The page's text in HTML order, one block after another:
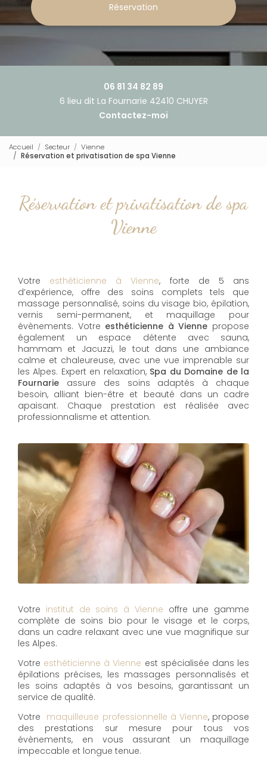
Réservation
06 81 34 82 89
6 lieu dit La Fournarie 42410 CHUYER
Contactez-moi
Accueil Secteur
Vienne
Réservation et privatisation de spa Vienne
Réservation et privatisation de spa
Vienne
Votre esthéticienne à Vienne, forte de 5 ans
d’expérience, offre des soins complets tels que
massage personnalisé, soins du visage bio, épilation,
vernis semi-permanent, et maquillage pour
évènements. Votre esthéticienne à Vienne propose
également un espace détente avec sauna,
hammam et Jacuzzi, le tout dans une ambiance
calme et chaleureuse, avec une vue imprenable sur
les Alpes. Expert en relaxation, Spa du Domaine de la
Fournarie assure des soins adaptés à chaque
besoin, alliant bien-être et beauté dans un cadre
apaisant. Chaque prestation est réalisée avec
professionnalisme et attention.
Votre institut de soins à Vienne offre une gamme
complète de soins bio pour le visage et le corps,
dans un cadre relaxant avec une vue magnifique sur
les Alpes.
Votre esthéticienne à Vienne est spécialisée dans les
épilations précises, les massages personnalisés et
les soins adaptés à vos besoins, garantissant un
service de qualité.
Votre maquilleuse professionnelle à Vienne, propose
des prestations sur mesure pour tous vos
évènements, en vous assurant un maquillage
impeccable et longue tenue.